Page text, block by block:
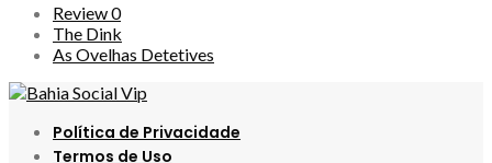
Review 0
The Dink
As Ovelhas Detetives
Política de Privacidade
Termos de Uso